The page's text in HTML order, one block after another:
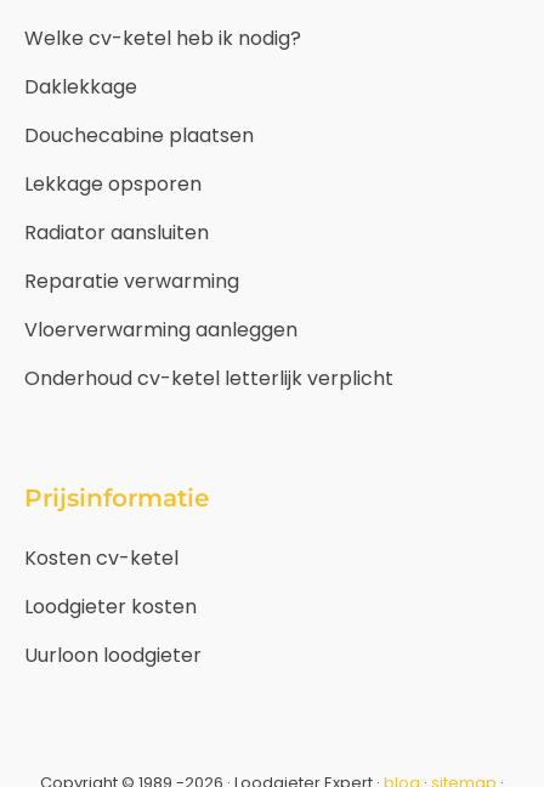
Welke cv-ketel heb ik nodig?
Daklekkage
Douchecabine plaatsen
Lekkage opsporen
Radiator aansluiten
Reparatie verwarming
Vloerverwarming aanleggen
Onderhoud cv-ketel letterlijk verplicht
Prijsinformatie
Kosten cv-ketel
Loodgieter kosten
Uurloon loodgieter